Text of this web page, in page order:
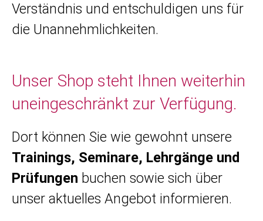
Verständnis und entschuldigen uns für
die Unannehmlichkeiten.
Unser Shop steht Ihnen weiterhin
uneingeschränkt zur Verfügung.
Dort können Sie wie gewohnt unsere
Trainings, Seminare, Lehrgänge und
Prüfungen buchen sowie sich über
unser aktuelles Angebot informieren.